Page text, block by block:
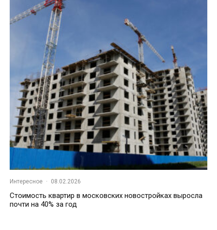
Интересное · 08.02.2026
Стоимость квартир в московских новостройках выросла
почти на 40% за год